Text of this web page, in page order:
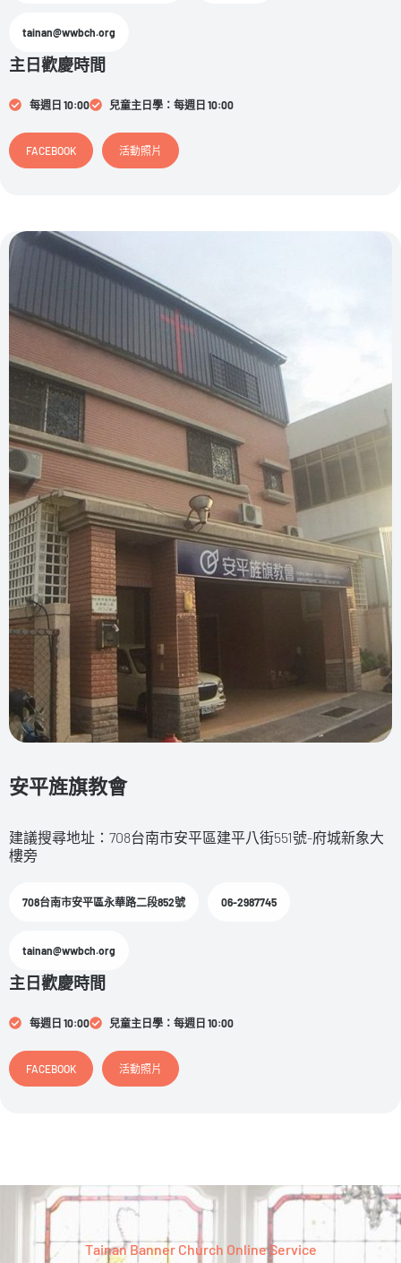
tainan@wwbch.org
主日歡慶時間
每週日 10:00 兒童主日學：每週日 10:00
FACEBOOK 活動照片
安平旌旗教會
建議搜尋地址：708台南市安平區建平八街551號-府城新象大
樓旁
708台南市安平區永華路二段852號 06-2987745
tainan@wwbch.org
主日歡慶時間
每週日 10:00 兒童主日學：每週日 10:00
FACEBOOK 活動照片
Tainan Banner Church Online Service